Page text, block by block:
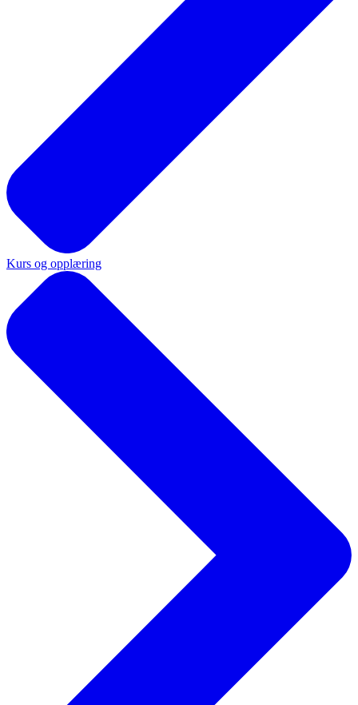
Kurs og opplæring